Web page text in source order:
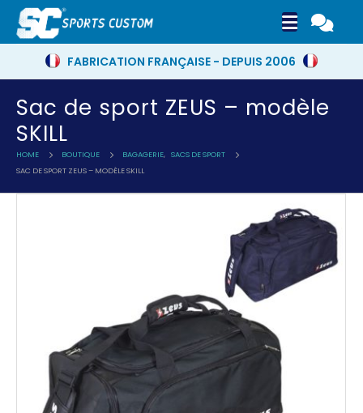
FABRICATION FRANÇAISE - DEPUIS 2006
Sac de sport ZEUS – modèle
SKILL
HOME BOUTIQUE BAGAGERIE, SACS DE SPORT
SAC DE SPORT ZEUS – MODÈLE SKILL